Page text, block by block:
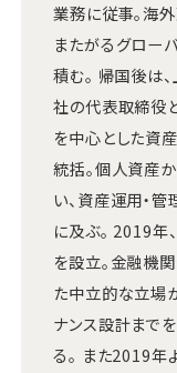
業務に従事。海
またがるグロー
積む。 帰国後は
社の代表取締役
を中心とした資
統括。個人資産
い、資産運用・
に及ぶ。 2019年
を設立。金融機
た中立的な立場
ナンス設計まで
る。 また2019年